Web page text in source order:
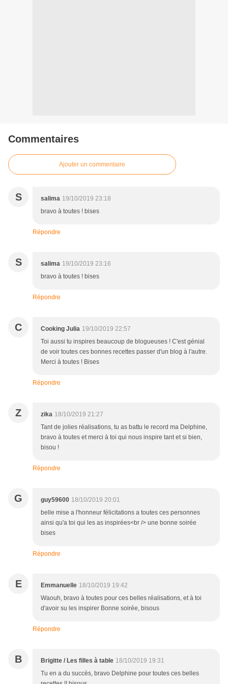
Commentaires
Ajouter un commentaire
S salima 19/10/2019 23:18
bravo à toutes ! bises
Répondre
S salima 19/10/2019 23:16
bravo à toutes ! bises
Répondre
C Cooking Julia 19/10/2019 22:57
Toi aussi tu inspires beaucoup de blogueuses ! C'est génial
de voir toutes ces bonnes recettes passer d'un blog à l'autre.
Merci à toutes ! Bises
Répondre
Z zika 18/10/2019 21:27
Tant de jolies réalisations, tu as battu le record ma Delphine,
bravo à toutes et merci à toi qui nous inspire tant et si bien,
bisou !
Répondre
G guy59600 18/10/2019 20:01
belle mise a l'honneur félicitations a toutes ces personnes
ainsi qu'a toi qui les as inspirées<br /> une bonne soirée
bises
Répondre
E Emmanuelle 18/10/2019 19:42
Waouh, bravo à toutes pour ces belles réalisations, et à toi
d'avoir su les inspirer Bonne soirée, bisous
Répondre
B Brigitte / Les filles à table 18/10/2019 19:31
Tu en a du succès, bravo Delphine pour toutes ces belles